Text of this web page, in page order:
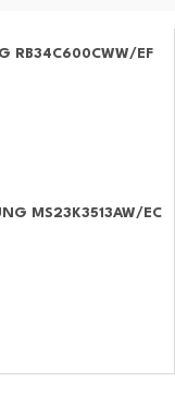
RB34C600CWW/EF
MS23K3513AW/EC